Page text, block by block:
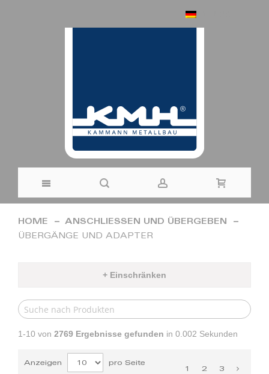
zum
HOME
ANSCHLIESSEN UND ÜBERGEBEN
ÜBERGÄNGE UND ADAPTER
+ Einschränken
1-10 von 2769 Ergebnisse gefunden in 0.002 Sekunden
Anzeigen
pro Seite
1
2 3